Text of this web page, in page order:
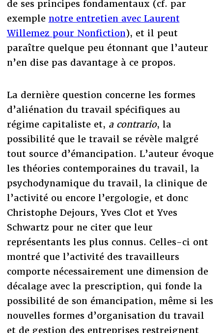
de ses principes fondamentaux (cf. par
exemple notre entretien avec Laurent
Willemez pour Nonfiction), et il peut
paraître quelque peu étonnant que l’auteur
n’en dise pas davantage à ce propos.
La dernière question concerne les formes
d’aliénation du travail spécifiques au
régime capitaliste et, a contrario, la
possibilité que le travail se révèle malgré
tout source d’émancipation. L’auteur évoque
les théories contemporaines du travail, la
psychodynamique du travail, la clinique de
l’activité ou encore l’ergologie, et donc
Christophe Dejours, Yves Clot et Yves
Schwartz pour ne citer que leur
représentants les plus connus. Celles-ci ont
montré que l’activité des travailleurs
comporte nécessairement une dimension de
décalage avec la prescription, qui fonde la
possibilité de son émancipation, même si les
nouvelles formes d’organisation du travail
et de gestion des entreprises restreignent